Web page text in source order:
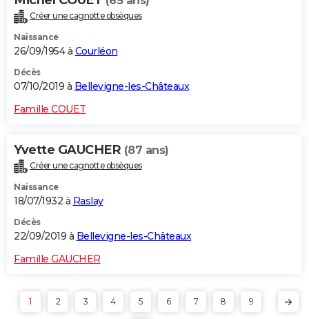
Créer une cagnotte obsèques
Naissance
26/09/1954 à Courléon
Décès
07/10/2019 à Bellevigne-les-Châteaux
Famille COUET
Yvette GAUCHER (87 ans)
Créer une cagnotte obsèques
Naissance
18/07/1932 à Raslay
Décès
22/09/2019 à Bellevigne-les-Châteaux
Famille GAUCHER
1 2 3 4 5 6 7 8 9